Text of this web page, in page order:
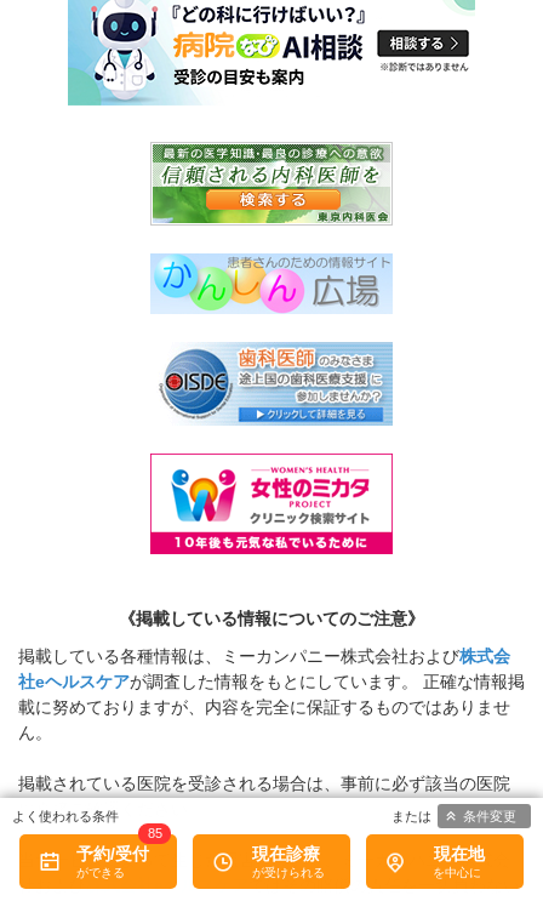
《掲載している情報についてのご注意》
掲載している各種情報は、ミーカンパニー株式会社および株式会
社eヘルスケアが調査した情報をもとにしています。 正確な情報掲
載に努めておりますが、内容を完全に保証するものではありませ
ん。
掲載されている医院を受診される場合は、事前に必ず該当の医院
に直接ご確認ください。
当サービスによって生じた損害について、ミーカンパニー株式会
社および株式会社eヘルスケアではその賠償の責任を一切負わない
予約/受付
85
現在診療 現在地
条件変更